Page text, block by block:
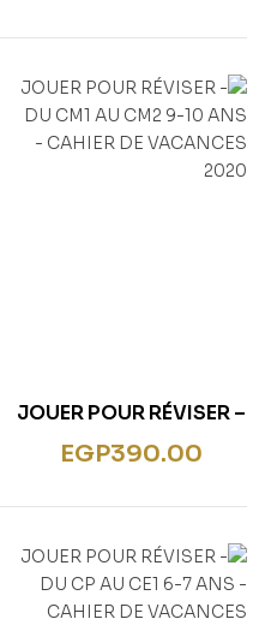
JOUER POUR RÉVISER –
DU CM1 AU CM2 9-10
EGP390.00